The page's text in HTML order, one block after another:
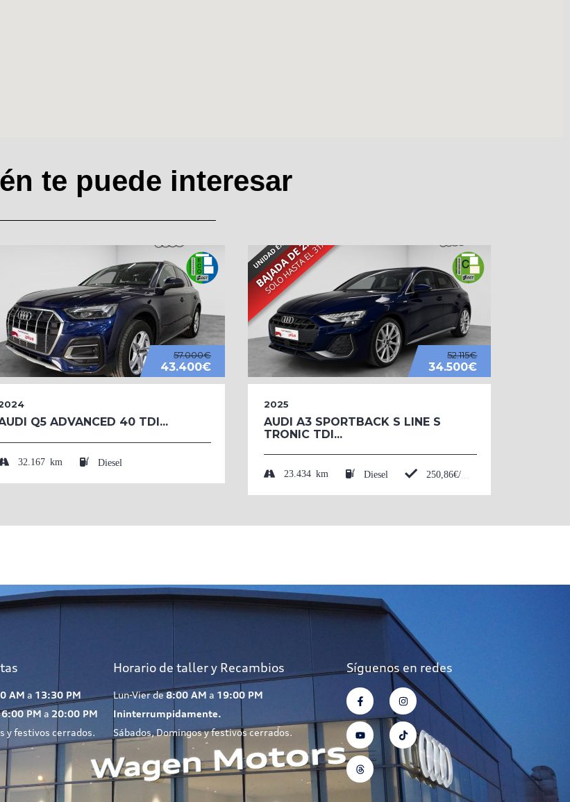
te puede interesar
57.000€
43.400€
Q5 ADVANCED 40 TDI...
32.167 km Diesel
52.115€
34.500€
2025
AUDI A3 SPORTBACK S LINE S
TRONIC TDI...
23.434 km Diesel
AM a 13:30 PM
PM a 20:00 PM
y festivos cerrados.
Horario de taller y Recambios
Lun-Vier de8:00 AM a 19:00 PM
Ininterrumpidamente.
Sábados, Domingos y festivos cerrados.
Síguenos en redes